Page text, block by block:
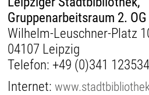
Gruppenarbeitsraum 2. OG
Wilhelm-Leuschner-Platz
04107 Leipzig
Telefon: +49 (0)341
Internet: